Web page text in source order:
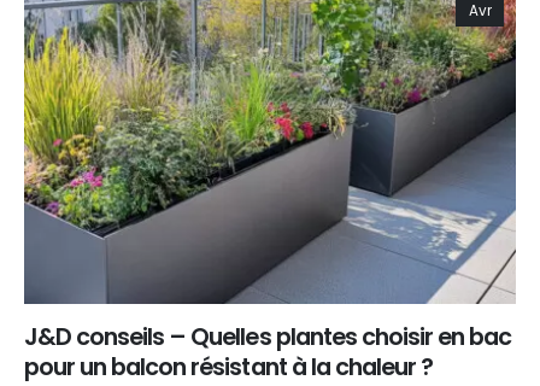
Avr
J&D conseils – Quelles plantes choisir en bac
pour un balcon résistant à la chaleur ?